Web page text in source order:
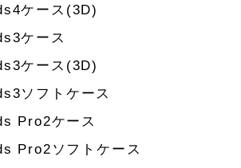
ケース(3D)
ケース
ケース(3D)
ソフトケース
Pro2ケース
Pro2ソフトケース